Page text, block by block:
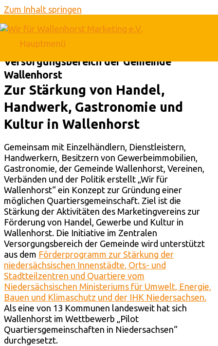
Zum Inhalt springen
Hauptmenü
Wir im Quartier
Konzept zur Gründung einer
Quartiersgemeinschaft im Zentralen
Versorgungsbereich der Gemeinde
Wallenhorst
Zur Stärkung von Handel,
Handwerk, Gastronomie und
Kultur in Wallenhorst
Gemeinsam mit Einzelhändlern, Dienstleistern,
Handwerkern, Besitzern von Gewerbeimmobilien,
Gastronomie, der Gemeinde Wallenhorst, Vereinen,
Verbänden und der Politik erstellt „Wir für
Wallenhorst“ ein Konzept zur Gründung einer
möglichen Quartiersgemeinschaft. Ziel ist die
Stärkung der Aktivitäten des Marketingvereins zur
Förderung von Handel, Gewerbe und Kultur in
Wallenhorst. Die Initiative im Zentralen
Versorgungsbereich der Gemeinde wird unterstützt
aus dem Förderprogramm zur Stärkung der
niedersächsischen Innenstädte, Orts- und
Stadtteilzentren und Quartiere vom
Niedersächsischen Ministeriums für Umwelt, Energie,
Bauen und Klimaschutz und der IHK Niedersachsen.
Als eine von 13 Kommunen landesweit hat sich
Wallenhorst im Wettbewerb „Pilot
Quartiersgemeinschaften in Niedersachsen“
durchgesetzt.